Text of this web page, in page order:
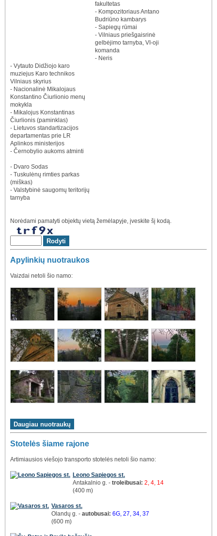
fakultetas
- Kompozitoriaus Antano
Budriūno kambarys
- Sapiegų rūmai
- Vilniaus priešgaisrinė
gelbėjimo tarnyba, VI-oji
komanda
- Neris
- Vytauto Didžiojo karo
muziejus Karo technikos
Vilniaus skyrius
- Nacionalinė Mikalojaus
Konstantino Čiurlionio menų
mokykla
- Mikalojus Konstantinas
Čiurlionis (paminklas)
- Lietuvos standartizacijos
departamentas prie LR
Aplinkos ministerijos
- Černobylio aukoms atminti
- Dvaro Sodas
- Tuskulėnų rimties parkas
(miškas)
- Valstybinė saugomų teritorijų
tarnyba
Norėdami pamatyti objektų vietą žemėlapyje, įveskite šį kodą.
Apylinkių nuotraukos
Vaizdai netoli šio namo:
Stotelės šiame rajone
Artimiausios viešojo transporto stotelės netoli šio namo:
Leono Sapiegos st.
Antakalnio g. - troleibusai: 2, 4, 14
(400 m)
Vasaros st.
Olandų g. - autobusai: 6G, 27, 34, 37
(600 m)